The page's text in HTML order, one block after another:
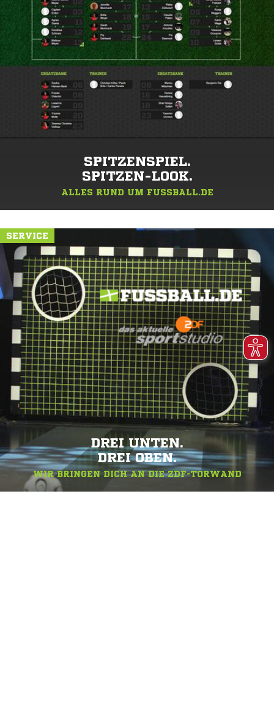
SPITZENSPIEL.
SPITZEN-LOOK.
ALLES RUND UM FUSSBALL.DE
SERVICE
DREI UNTEN.
DREI OBEN.
WIR BRINGEN DICH AN DIE ZDF-TORWAND